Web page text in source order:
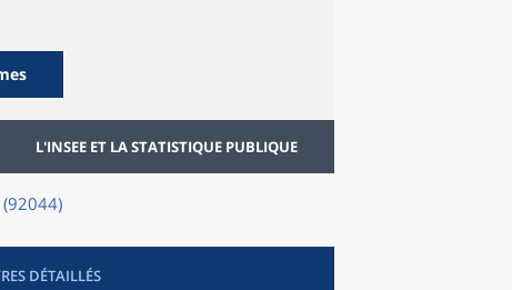
L'INSEE ET LA STATISTIQUE PUBLIQUE
DÉTAILLÉS